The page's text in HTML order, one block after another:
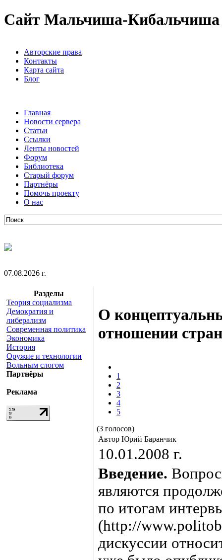
Сайт Мальчиша-Кибальчиша
Авторские права
Контакты
Карта сайта
Блог
Главная
Новости сервера
Статьи
Ссылки
Ленты новостей
Форум
Библиотека
Старый форум
Партнёры
Помочь проекту
О нас
07.08.2026 г.
Разделы
Теория социализма
Демократия и
либерализм
Современная политика
Экономика
История
Оружие и технологии
Вольным слогом
Партнёры
Реклама
О
отношении
1
2
3
4
5
(3 голосов)
Автор Юрий Баранчик
10.01.2008 г.
Введение.
являются
по итогам
(http://
дискуссии